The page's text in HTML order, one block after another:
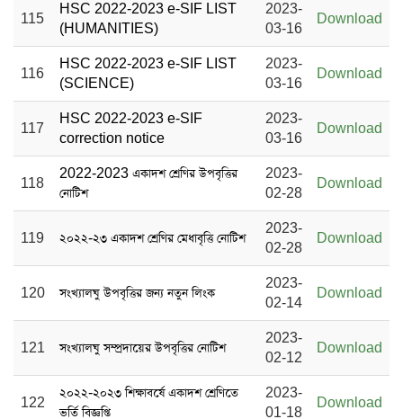
115
HSC 2022-2023 e-SIF LIST
(HUMANITIES)
2023-
03-16
Download
116
HSC 2022-2023 e-SIF LIST
(SCIENCE)
2023-
03-16
Download
117
HSC 2022-2023 e-SIF
correction notice
2023-
03-16
Download
118
2022-2023 একাদশ শ্রেণির উপবৃত্তির
নোটিশ
2023-
02-28
Download
119 ২০২২-২৩ একাদশ শ্রেণির মেধাবৃত্তি নোটিশ
2023-
02-28
Download
120 সংখ্যালঘু উপবৃত্তির জন্য নতুন লিংক
2023-
02-14
Download
121 সংখ্যালঘু সম্প্রদায়ের উপবৃত্তির নোটিশ
2023-
02-12
Download
122
২০২২-২০২৩ শিক্ষাবর্ষে একাদশ শ্রেণিতে
ভর্তি বিজ্ঞপ্তি
2023-
01-18
Download